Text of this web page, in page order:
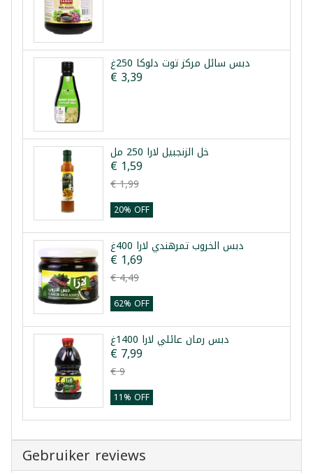
دبس سائل مركز توت دلوكا 250غ
€ 3,39
خل الزنجبيل لارا 250 مل
€ 1,59
€ 1,99
20% OFF
دبس الخروب تمرهندي لارا 400غ
€ 1,69
€ 4,49
62% OFF
دبس رمان عائلي لارا 1400غ
€ 7,99
€ 9
11% OFF
Gebruiker reviews